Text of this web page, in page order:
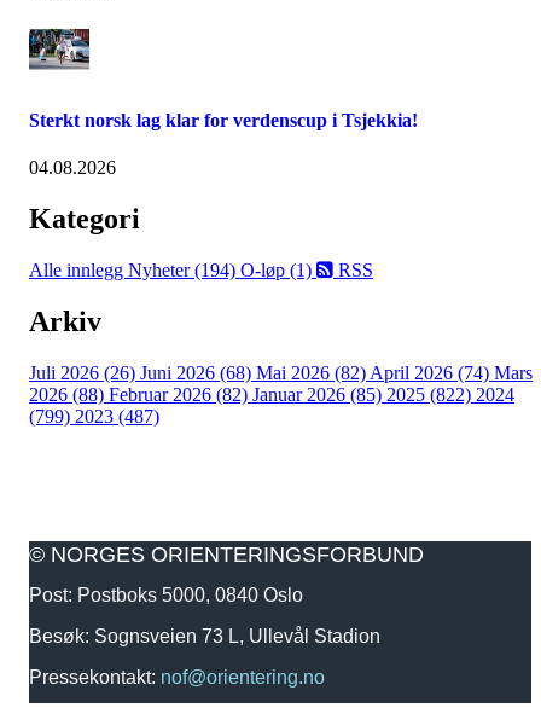
Sterkt norsk lag klar for verdenscup i Tsjekkia!
04.08.2026
Kategori
Alle innlegg Nyheter (194) O-løp (1) RSS
Arkiv
Juli 2026 (26) Juni 2026 (68) Mai 2026 (82) April 2026 (74) Mars
2026 (88) Februar 2026 (82) Januar 2026 (85) 2025 (822) 2024
(799) 2023 (487)
© NORGES ORIENTERINGSFORBUND
Post: Postboks 5000, 0840 Oslo
Besøk: Sognsveien 73 L, Ullevål Stadion
Pressekontakt: nof@orientering.no